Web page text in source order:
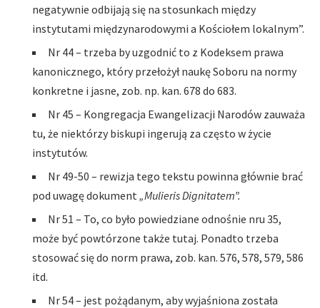
negatywnie odbijają się na stosunkach między
instytutami międzynarodowymi a Kościołem lokalnym”.
Nr 44 – trzeba by uzgodnić to z Kodeksem prawa
kanonicznego, który przełożył naukę Soboru na normy
konkretne i jasne, zob. np. kan. 678 do 683.
Nr 45 – Kongregacja Ewangelizacji Narodów zauważa
tu, że niektórzy biskupi ingerują za często w życie
instytutów.
Nr 49-50 – rewizja tego tekstu powinna głównie brać
pod uwagę dokument„Mulieris Dignitatem”.
Nr 51 – To, co było powiedziane odnośnie nru 35,
może być powtórzone także tutaj. Ponadto trzeba
stosować się do norm prawa, zob. kan. 576, 578, 579, 586
itd.
Nr 54 – jest pożądanym, aby wyjaśniona została